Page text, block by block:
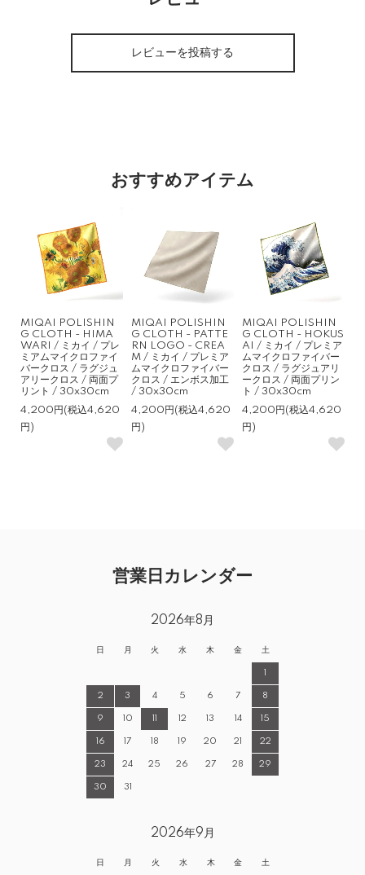
レビューを投稿する
おすすめアイテム
MIQAI POLISHIN
G CLOTH - HIMA
WARI / ミカイ / プレ
ミアムマイクロファイ
バークロス / ラグジュ
アリークロス / 両面プ
リント / 30x30cm
4,200円(税込4,620
円)
MIQAI POLISHIN
G CLOTH - PATTE
RN LOGO - CREA
M / ミカイ / プレミア
ムマイクロファイバー
クロス / エンボス加工
/ 30x30cm
4,200円(税込4,620
円)
MIQAI POLISHIN
G CLOTH - HOKUS
AI / ミカイ / プレミア
ムマイクロファイバー
クロス / ラグジュアリ
ークロス / 両面プリン
ト / 30x30cm
4,200円(税込4,620
円)
営業日カレンダー
2026年8月
日 月 火 水 木 金 土
1
2 3 4 5 6 7 8
9 10 11 12 13 14 15
16 17 18 19 20 21 22
23 24 25 26 27 28 29
30 31
2026年9月
日 月 火 水 木 金 土